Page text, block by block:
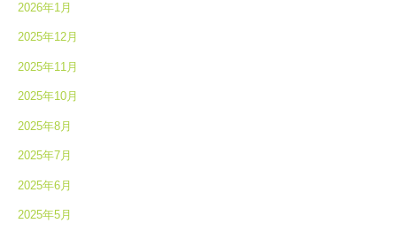
2026年1月
2025年12月
2025年11月
2025年10月
2025年8月
2025年7月
2025年6月
2025年5月